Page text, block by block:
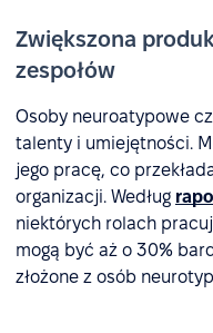
Zwiększona
zespołów
Osoby neuroatypowe
talenty i umiejętności.
jego pracę, co
organizacji. Według
niektórych rolach
mogą być aż o 30%
złożone z osób